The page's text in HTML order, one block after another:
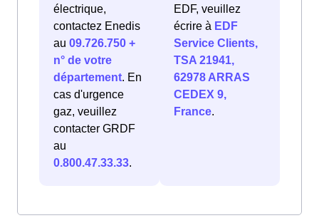
électrique,
contactez Enedis
au 09.726.750 +
n° de votre
département. En
cas d'urgence
gaz, veuillez
contacter GRDF
au
0.800.47.33.33.
EDF, veuillez
écrire à EDF
Service Clients,
TSA 21941,
62978 ARRAS
CEDEX 9,
France.